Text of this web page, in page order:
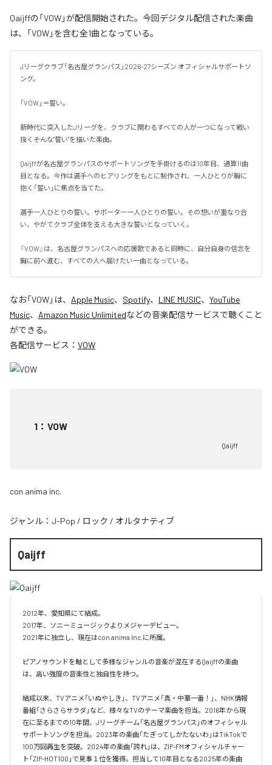
Qaijffの「VOW」が配信開始された。今回デジタル配信された楽曲
は、「VOW」を含む全1曲となっている。
Jリーグクラブ「名古屋グランパス」2026-27シーズン オフィシャルサポートソ
ング。
「VOW」＝誓い。
新時代に突入したJリーグを、クラブに関わるすべての人が一つになって戦い
抜く――そんな"誓い"を描いた楽曲。
Qaijffが名古屋グランパスのサポートソングを手掛けるのは10年目、通算11曲
目となる。今作は選手へのヒアリングをもとに制作され、一人ひとりが胸に
抱く「誓い」に焦点を当てた。
選手一人ひとりの誓い。サポーター一人ひとりの誓い。その想いが重なり合
い、やがてクラブ全体を支える大きな誓いとなっていく。
『VOW』は、名古屋グランパスへの応援歌であると同時に、自分自身の信念を
胸に前へ進む、すべての人へ届けたい一曲となっている。
なお「VOW」は、 Apple Music、 Spotify、 LINE MUSIC、 YouTube
Music、 Amazon Music Unlimitedなどの音楽配信サービスで聴くこと
ができる。
各配信サービス： VOW
1 ： VOW
Qaijff
con anima inc.
ジャンル： J-Pop / ロック / オルタナティブ
Qaijff
2012年、愛知県にて結成。
2017年、ソニーミュージックよりメジャーデビュー。
2021年に独立し、現在はcon anima Inc.に所属。
ピアノサウンドを軸として多様なジャンルの音楽が混在するQaijffの楽曲
は、高い強度の音楽性と独自性を持つ。
結成以来、TVアニメ「いぬやしき」、TVアニメ「真・中華一番！」、NHK情報
番組「さらさらサラダ」など、様々なTVのテーマ楽曲を担当。2016年から現
在に至るまでの10年間、Jリーグチーム「名古屋グランパス」のオフィシャル
サポートソングを担当。2023年の楽曲「たぎってしかたないわ」はTikTokで
100万回再生を突破。2024年の楽曲「誇れ」は、ZIP-FMオフィシャルチャー
ト「ZIP-HOT100」で見事１位を獲得。担当して10年目となる2025年の楽曲